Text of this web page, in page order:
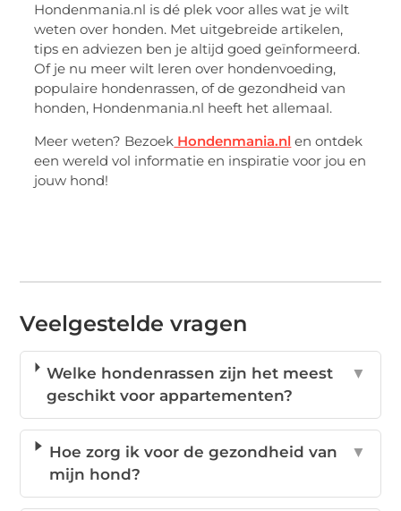
Hondenmania.nl is dé plek voor alles wat je wilt
weten over honden. Met uitgebreide artikelen,
tips en adviezen ben je altijd goed geïnformeerd.
Of je nu meer wilt leren over hondenvoeding,
populaire hondenrassen, of de gezondheid van
honden, Hondenmania.nl heeft het allemaal.
Meer weten? Bezoek Hondenmania.nl en ontdek
een wereld vol informatie en inspiratie voor jou en
jouw hond!
Veelgestelde vragen
Welke hondenrassen zijn het meest
geschikt voor appartementen?
▼
Hoe zorg ik voor de gezondheid van
mijn hond?
▼